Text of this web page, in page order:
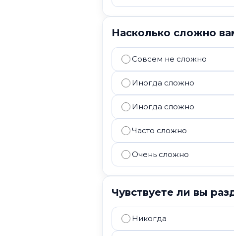
Насколько сложно
Совсем не сложно
Иногда сложно
Иногда сложно
Часто сложно
Очень сложно
Чувствуете ли вы
Никогда